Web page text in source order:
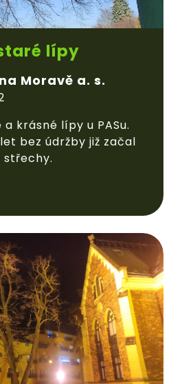
lípy
Moravě a. s.
krásné lípy u PASu.
bez údržby již začal
střechy.